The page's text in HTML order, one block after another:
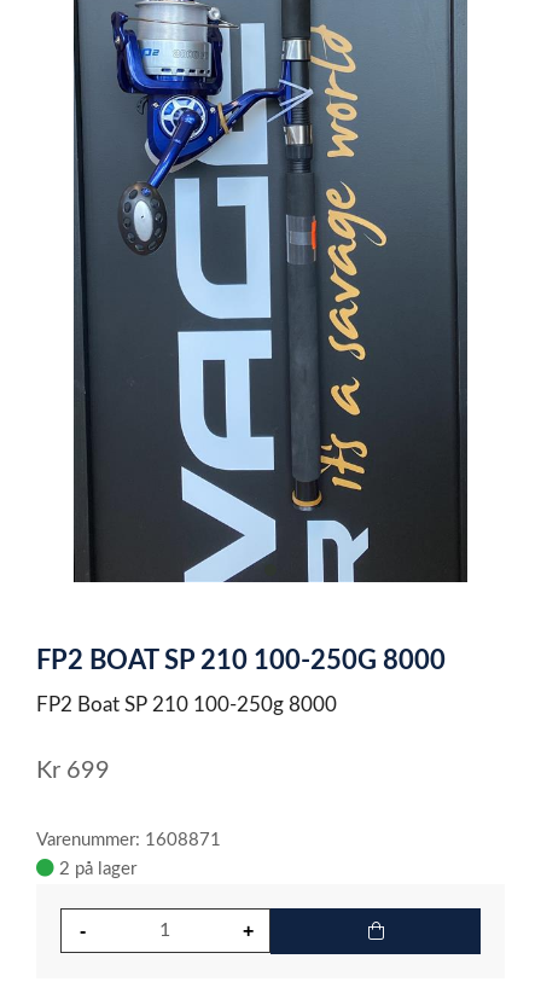
item
of
1
FP2 BOAT SP 210 100-250G 8000
FP2 Boat SP 210 100-250g 8000
Kr 699
Varenummer: 1608871
2 på lager